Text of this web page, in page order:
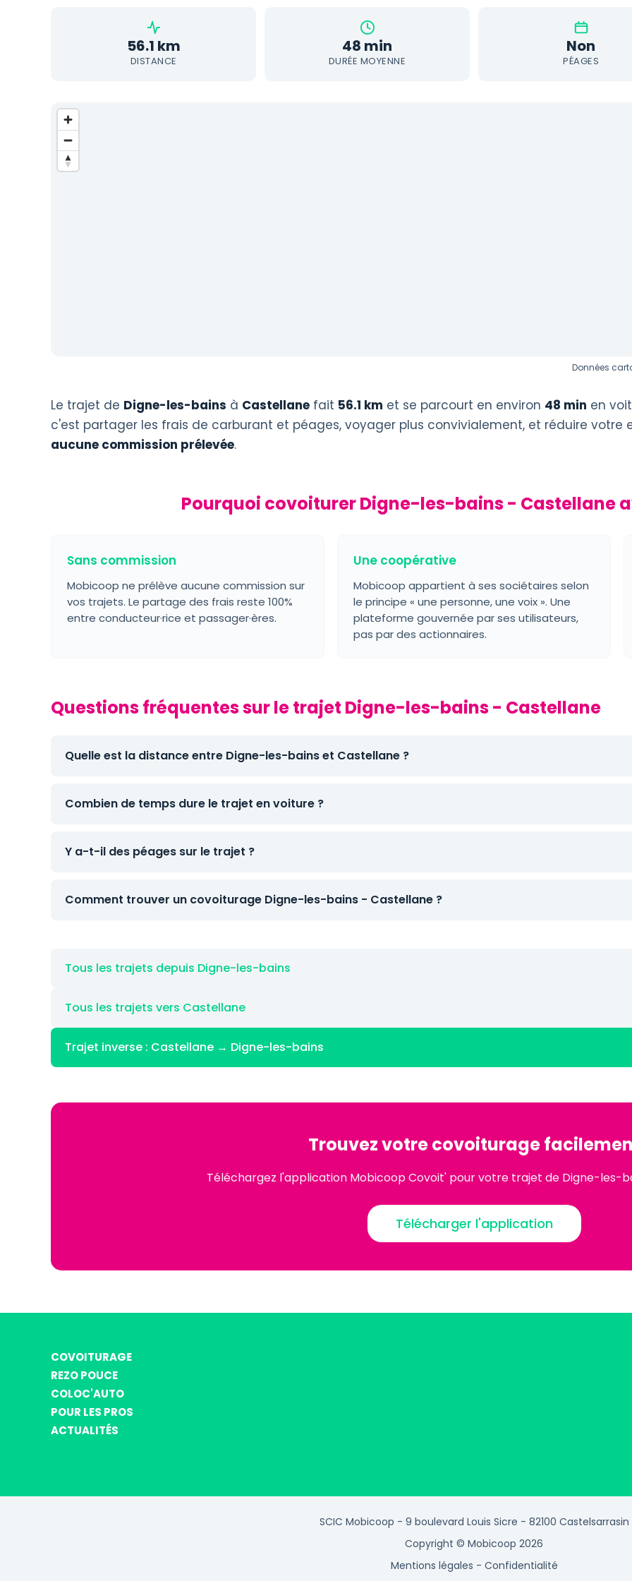
56.1 km
DISTANCE
48 min
DURÉE MOYENNE
Non
PÉAGES
Données
Le trajet de Digne-les-bains à Castellane fait 56.1 km et se parcourt en environ 48 min en
c'est partager les frais de carburant et péages, voyager plus convivialement, et réduire
aucune commission prélevée.
Pourquoi covoiturer Digne-les-bains - Castellane
Sans commission
Mobicoop ne prélève aucune commission sur
vos trajets. Le partage des frais reste 100%
entre conducteur·rice et passager·ères.
Une coopérative
Mobicoop appartient à ses sociétaires selon
le principe « une personne, une voix ». Une
plateforme gouvernée par ses utilisateurs,
pas par des actionnaires.
Questions fréquentes sur le trajet Digne-les-bains - Castellane
Quelle est la distance entre Digne-les-bains et Castellane ?
Combien de temps dure le trajet en voiture ?
Y a-t-il des péages sur le trajet ?
Comment trouver un covoiturage Digne-les-bains - Castellane ?
Tous les trajets depuis Digne-les-bains
Tous les trajets vers Castellane
Trajet inverse : Castellane → Digne-les-bains
Trouvez votre covoiturage
Téléchargez l'application Mobicoop Covoit' pour votre trajet de Digne-les-
Télécharger l'application
COVOITURAGE
REZO POUCE
COLOC'AUTO
POUR LES PROS
ACTUALITÉS
SCIC Mobicoop - 9 boulevard Louis Sicre - 82100 Castelsarrasin
Copyright © Mobicoop 2026
Mentions légales - Confidentialité